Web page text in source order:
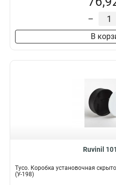
–
В
Ruvinil
Тусо. Коробка установочная
(У-198)